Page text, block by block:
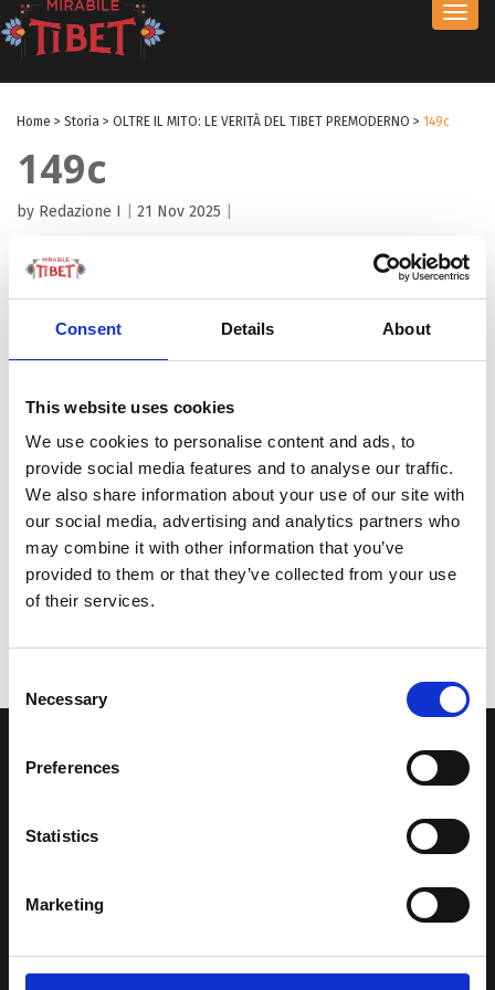
Consent Details About
This website uses cookies
We use cookies to personalise content and ads, to
provide social media features and to analyse our traffic.
We also share information about your use of our site with
our social media, advertising and analytics partners who
may combine it with other information that you’ve
provided to them or that they’ve collected from your use
of their services.
Selection
Necessary
Preferences
Statistics
Marketing
Home > Storia > OLTRE IL MITO: LE VERITÀ DEL TIBET PREMODERNO > 149c
149c
by Redazione I 21 Nov 2025
LA NOSTRA MISSION
Una comunità di appassionati della cultura tibetana che hanno
avuto modo di viaggiare e conoscere questa meravigliosa regione.
paesaggi e la sua gente è capace di riempire il cuore.